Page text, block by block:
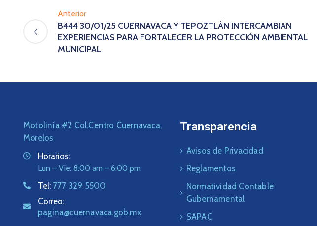
Anterior
B444 30/01/25 CUERNAVACA Y TEPOZTLÁN INTERCAMBIAN
EXPERIENCIAS PARA FORTALECER LA PROTECCIÓN AMBIENTAL
MUNICIPAL
Motolinía #2 Col.Centro Cuernavaca,
Morelos
Horarios:
Lun – Vie: 8:00 am – 6:00 pm
Tel: 777 329 5500
Correo:
pagina@cuernavaca.gob.mx
Transparencia
Avisos de Privacidad
Reglamentos
Normatividad Contable
Gubernamental
SAPAC